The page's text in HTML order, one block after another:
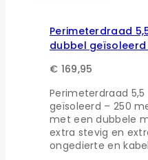
Perimeterdraad
dubbel geïsoleerd
€ 169,95
Perimeterdraad
geïsoleerd – 250
met een dubbele
extra stevig en
ongedierte en